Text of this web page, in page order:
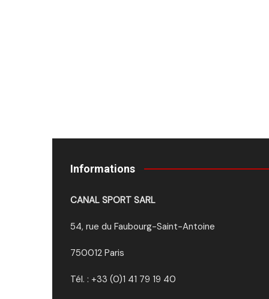
Informations
CANAL SPORT SARL
54, rue du Faubourg-Saint-Antoine
750012 Paris
Tél. : +33 (0)1 41 79 19 40